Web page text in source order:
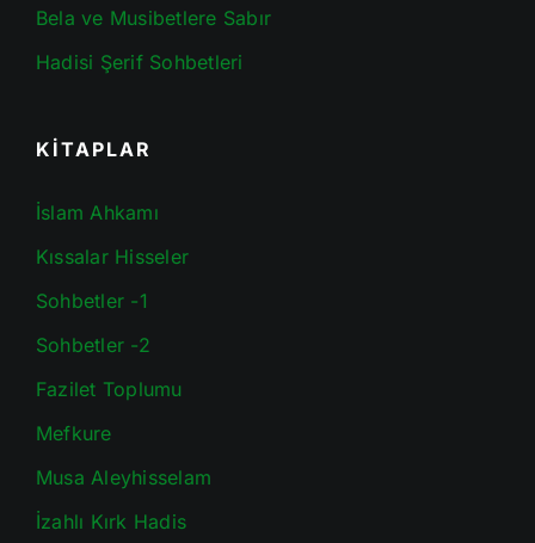
Bela ve Musibetlere Sabır
Hadisi Şerif Sohbetleri
KİTAPLAR
İslam Ahkamı
Kıssalar Hisseler
Sohbetler -1
Sohbetler -2
Fazilet Toplumu
Mefkure
Musa Aleyhisselam
İzahlı Kırk Hadis